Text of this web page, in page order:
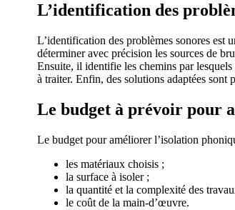
L’identification des
L’identification des problèmes sonores est
déterminer avec précision les sources de
Ensuite, il identifie les chemins par
à traiter. Enfin, des solutions adaptées sont
Le budget à prévoir pour
Le budget pour améliorer l’isolation
les matériaux choisis ;
la surface à isoler ;
la quantité et la complexité des
le coût de la main-d’œuvre.